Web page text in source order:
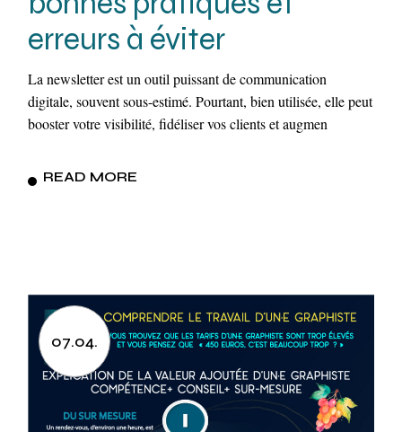
erreurs à éviter
La newsletter est un outil puissant de communication
digitale, souvent sous-estimé. Pourtant, bien utilisée, elle peut
booster votre visibilité, fidéliser vos clients et augmen
READ MORE
07.04.